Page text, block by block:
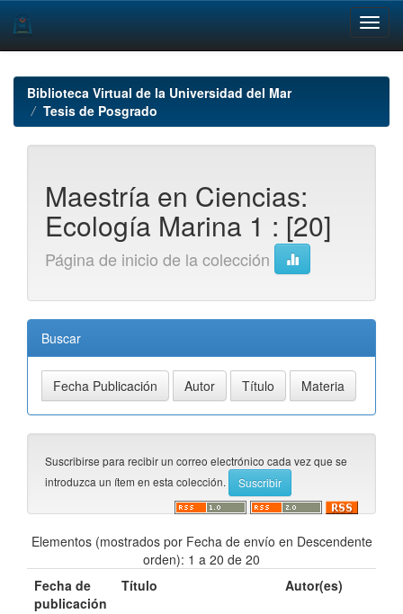
navigationBiblioteca Virtual de la Universidad del Mar
Tesis de Posgrado
Maestría en Ciencias:
Ecología Marina 1 : [20]
Página de inicio de la colección
Buscar
Suscribirse para recibir un correo electrónico cada vez que se
introduzca un ítem en esta colección.
Elementos (mostrados por Fecha de envío en Descendente
orden): 1 a 20 de 20
Fecha de
publicación
Título Autor(es)